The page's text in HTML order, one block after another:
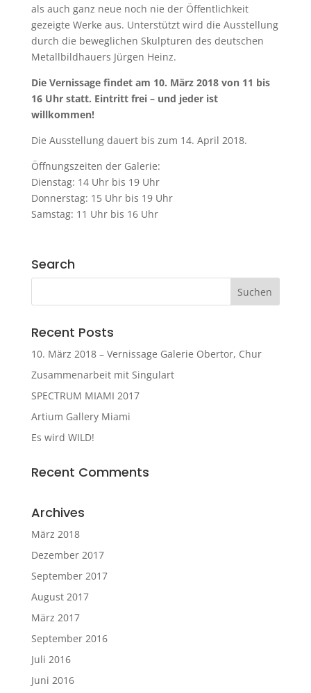
als auch ganz neue noch nie der Öffentlichkeit
gezeigte Werke aus. Unterstützt wird die Ausstellung
durch die beweglichen Skulpturen des deutschen
Metallbildhauers Jürgen Heinz.
Die Vernissage findet am 10. März 2018 von 11 bis
16 Uhr statt. Eintritt frei – und jeder ist
willkommen!
Die Ausstellung dauert bis zum 14. April 2018.
Öffnungszeiten der Galerie:
Dienstag: 14 Uhr bis 19 Uhr
Donnerstag: 15 Uhr bis 19 Uhr
Samstag: 11 Uhr bis 16 Uhr
Search
Recent Posts
10. März 2018 – Vernissage Galerie Obertor, Chur
Zusammenarbeit mit Singulart
SPECTRUM MIAMI 2017
Artium Gallery Miami
Es wird WILD!
Recent Comments
Archives
März 2018
Dezember 2017
September 2017
August 2017
März 2017
September 2016
Juli 2016
Juni 2016